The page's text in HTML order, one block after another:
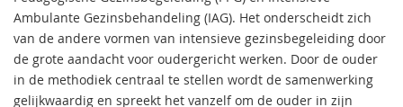
Ambulante Gezinsbehandeling (IAG). Het onderscheidt zich
van de andere vormen van intensieve gezinsbegeleiding door
de grote aandacht voor oudergericht werken. Door de ouder
in de methodiek centraal te stellen wordt de samenwerking
gelijkwaardig en spreekt het vanzelf om de ouder in zijn